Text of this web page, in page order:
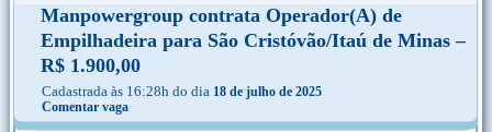
Manpowergroup contrata Operador(A) de
Empilhadeira para São Cristóvão/Itaú de Minas –
R$ 1.900,00
Cadastrada às 16:28h do dia 18 de julho de 2025
Comentar vaga